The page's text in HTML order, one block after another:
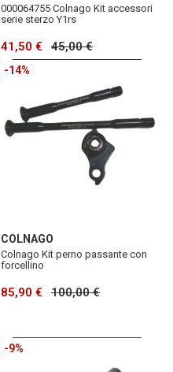
000064755 Colnago Kit accessori
serie sterzo Y1rs
41,50 € 45,00 €
-14%
COLNAGO
Colnago Kit perno passante con
forcellino
85,90 € 100,00 €
-9%